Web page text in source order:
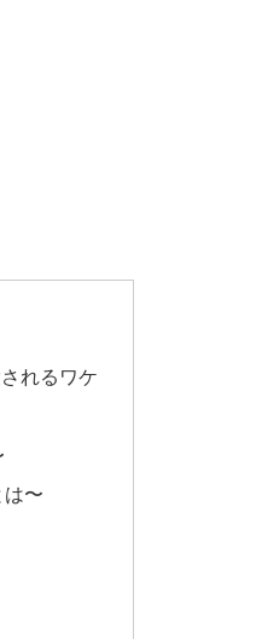
れるワケ
〜